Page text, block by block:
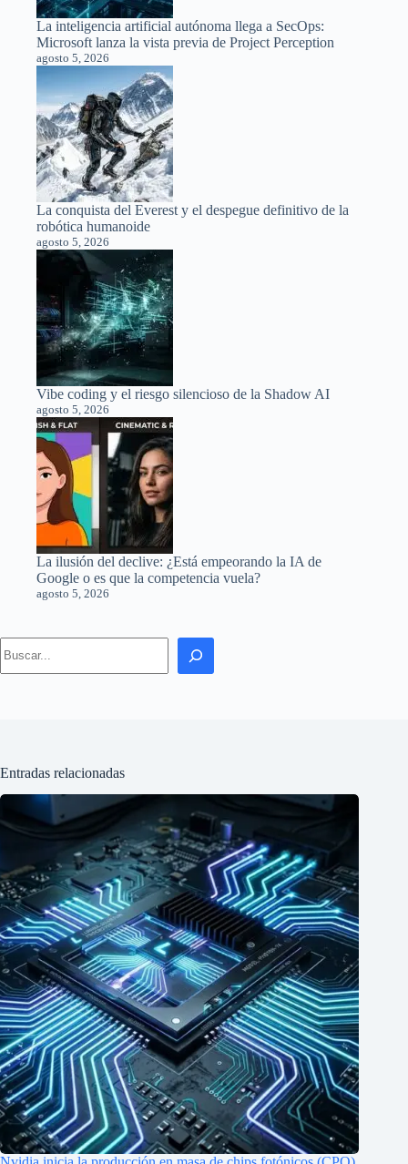
La inteligencia artificial autónoma llega a SecOps:
Microsoft lanza la vista previa de Project Perception
agosto 5, 2026
La conquista del Everest y el despegue definitivo de la
robótica humanoide
agosto 5, 2026
Vibe coding y el riesgo silencioso de la Shadow AI
agosto 5, 2026
La ilusión del declive: ¿Está empeorando la IA de
Google o es que la competencia vuela?
agosto 5, 2026
Search
Entradas relacionadas